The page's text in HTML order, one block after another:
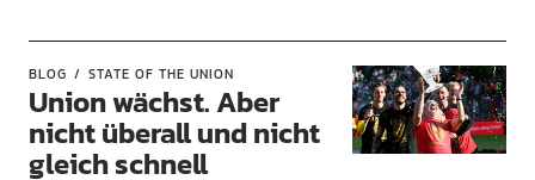
BLOG STATE OF THE UNION
Union wächst. Aber
nicht überall und nicht
gleich schnell